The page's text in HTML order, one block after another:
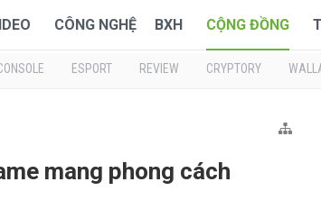
CÔNG NGHỆ BXH CỘNG ĐỒNG
ESPORT REVIEW CRYPTORY
mang phong cách